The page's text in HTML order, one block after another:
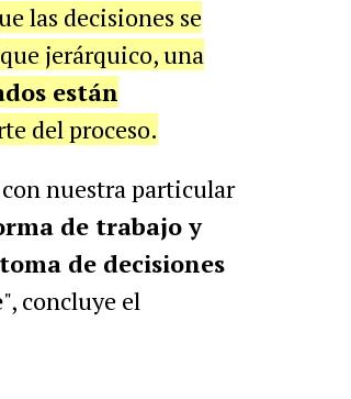
las decisiones se
jerárquico, una
están
del proceso.
nuestra particular
de trabajo y
de decisiones
", concluye el